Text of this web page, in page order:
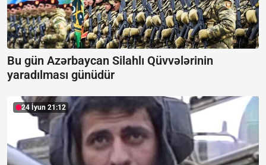
Bu gün Azərbaycan Silahlı Qüvvələrinin
yaradılması günüdür
24 İyun 21:12